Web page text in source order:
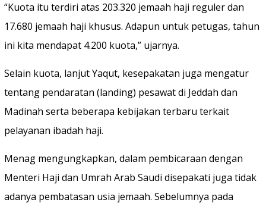
“Kuota itu terdiri atas 203.320 jemaah haji reguler dan
17.680 jemaah haji khusus. Adapun untuk petugas, tahun
ini kita mendapat 4.200 kuota,” ujarnya.
Selain kuota, lanjut Yaqut, kesepakatan juga mengatur
tentang pendaratan (landing) pesawat di Jeddah dan
Madinah serta beberapa kebijakan terbaru terkait
pelayanan ibadah haji.
Menag mengungkapkan, dalam pembicaraan dengan
Menteri Haji dan Umrah Arab Saudi disepakati juga tidak
adanya pembatasan usia jemaah. Sebelumnya pada